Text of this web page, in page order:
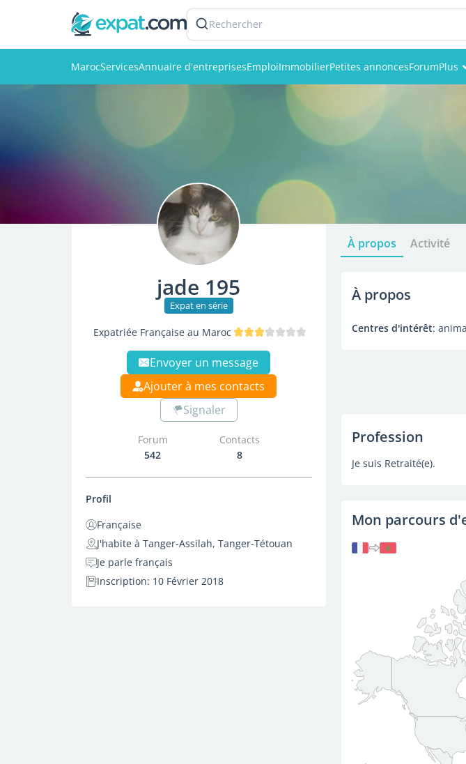
Rechercher
MarocServicesAnnuaire d'entreprisesEmploiImmobilierPetites annoncesForumPlus
jade 195
Expat en série
Expatriée Française au Maroc
Envoyer un message
Ajouter à mes contacts
Signaler
Forum
542
Contacts
8
Profil
Française
J'habite à Tanger-Assilah, Tanger-Tétouan
Je parle français
Inscription: 10 Février 2018
À propos Activité
À propos
Centres d'intérêt:
Profession
Je suis Retraité(e).
Mon parcours